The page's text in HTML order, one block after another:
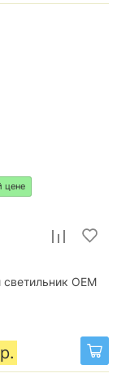
цене
OEM
р.